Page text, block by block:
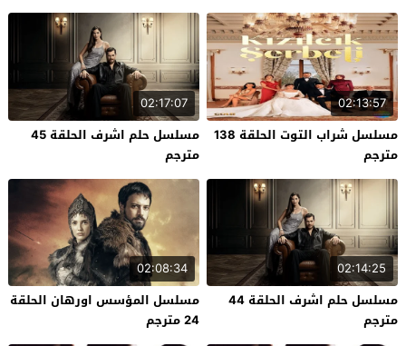
02:13:57
مسلسل شراب التوت الحلقة 138
مترجم
02:17:07
مسلسل حلم اشرف الحلقة 45
مترجم
02:14:25
مسلسل حلم اشرف الحلقة 44
مترجم
02:08:34
مسلسل المؤسس اورهان الحلقة
24 مترجم